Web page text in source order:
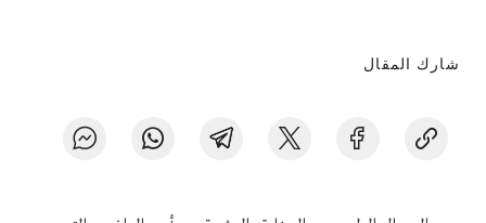
شارك المقال